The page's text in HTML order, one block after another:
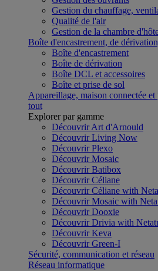
Gestion du chauffage,
Qualité de l'air
Gestion de la chambre
Boîte d'encastrement, de
Boîte d'encastrement
Boîte de dérivation
Boîte DCL et accessoires
Boîte et prise de sol
Appareillage, maison connectée
tout
Explorer par gamme
Découvrir Art d'Arnould
Découvrir Living Now
Découvrir Plexo
Découvrir Mosaic
Découvrir Batibox
Découvrir Céliane
Découvrir Céliane with
Découvrir Mosaic with
Découvrir Dooxie
Découvrir Drivia with
Découvrir Keva
Découvrir Green-I
Sécurité, communication et réseau
Réseau informatique